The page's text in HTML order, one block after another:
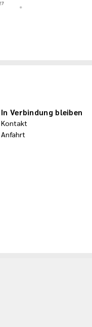
In Verbindung bleiben
Kontakt
Anfahrt